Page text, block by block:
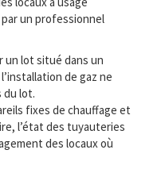
un professionnel
un lot situé dans un
de gaz ne
du lot.
fixes de chauffage et
l’état des tuyauteries
des locaux où